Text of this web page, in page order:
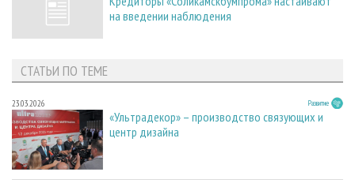
на введении наблюдения
СТАТЬИ ПО ТЕМЕ
23.03.2026 Развитие
«Ультрадекор» – производство связующих и
центр дизайна